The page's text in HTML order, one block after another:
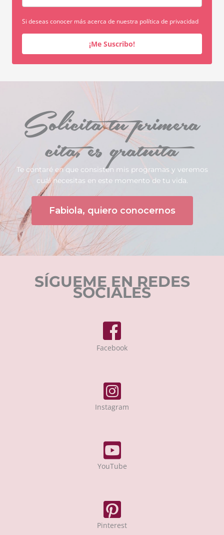
Si deseas conocer más acerca de nuestra política de privacidad
¡Me Suscribo!
Solicita tu primera
cita, es gratuita
Te contaré en que consisten mis programas y veremos
cuál necesitas en este momento de tu vida.
Fabiola, quiero conocernos
SÍGUEME EN REDES
SOCIALES
Facebook
Instagram
YouTube
Pinterest